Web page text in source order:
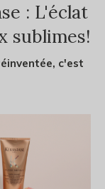
: L'éclat
sublimes!
c'est